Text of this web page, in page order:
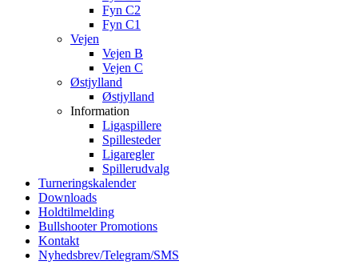
Fyn C2
Fyn C1
Vejen
Vejen B
Vejen C
Østjylland
Østjylland
Information
Ligaspillere
Spillesteder
Ligaregler
Spillerudvalg
Turneringskalender
Downloads
Holdtilmelding
Bullshooter Promotions
Kontakt
Nyhedsbrev/Telegram/SMS